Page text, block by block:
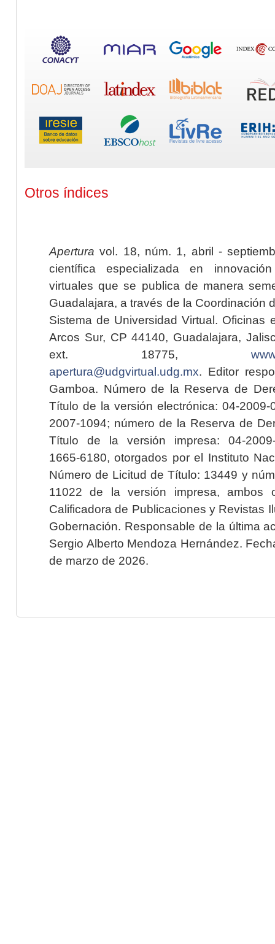
Otros índices
Apertura vol. 18, núm. 1, abril -
científica especializada en
virtuales que se publica de manera
Guadalajara, a través de la Coordinación
Sistema de Universidad Virtual. Oficinas
Arcos Sur, CP 44140, Guadalajara,
ext. 18775,
apertura@udgvirtual.udg.mx. Editor
Gamboa. Número de la Reserva de
Título de la versión electrónica: 04-2009-
2007-1094; número de la Reserva de
Título de la versión impresa: 04-2009-
1665-6180, otorgados por el Instituto
Número de Licitud de Título: 13449 y
11022 de la versión impresa, ambos
Calificadora de Publicaciones y Revistas
Gobernación. Responsable de la última
Sergio Alberto Mendoza Hernández.
de marzo de 2026.